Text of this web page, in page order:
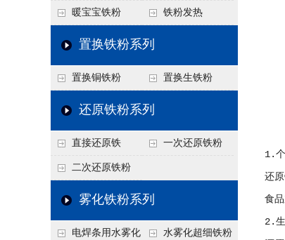
暖宝宝铁粉 铁粉发热
置换铁粉系列
置换铜铁粉 置换生铁粉
还原铁粉系列
直接还原铁 一次还原铁粉
二次还原铁粉
雾化铁粉系列
电焊条用水雾化 水雾化超细铁粉
1.
还
食
2.生